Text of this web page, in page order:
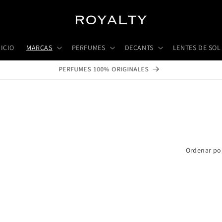
MARCAS PERFUMES DECANTS LENTES DE SOL
DECANTS: PRUEBA ANTES DE COMPRAR
Ordenar